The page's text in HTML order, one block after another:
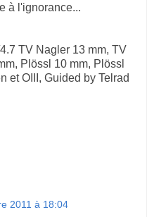
à l'ignorance...
TV Nagler 13 mm, TV
Plössl 10 mm, Plössl
et OIII, Guided by Telrad
2011 à 18:04